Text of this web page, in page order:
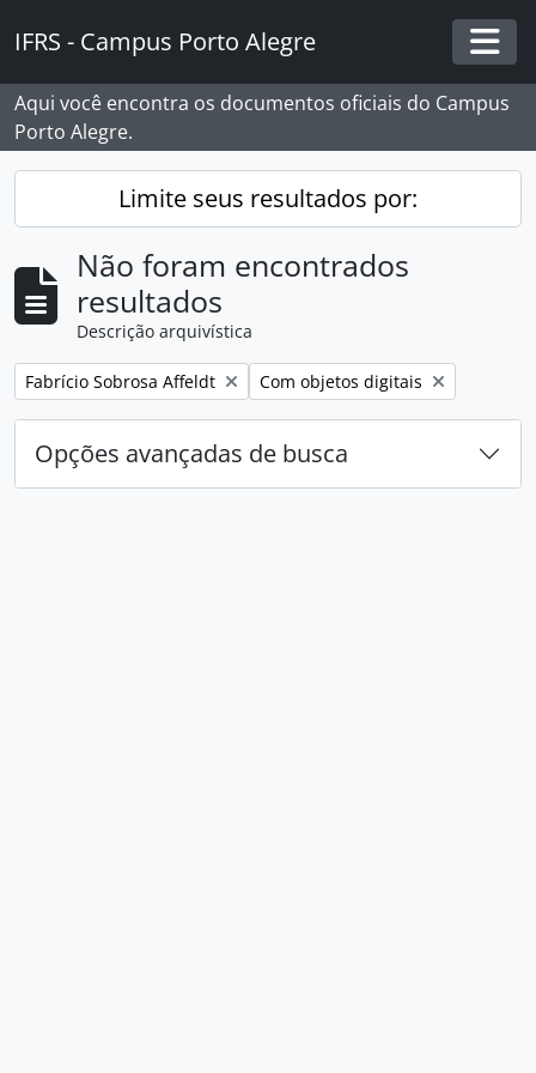
IFRS - Campus Porto Alegre
Aqui você encontra os documentos oficiais do Campus
Porto Alegre.
Limite seus resultados por:
Não foram encontrados
resultados
Descrição arquivística
Remover filtro:
Fabrício Sobrosa Affeldt Remover filtro:
Com objetos digitais
Opções avançadas de busca